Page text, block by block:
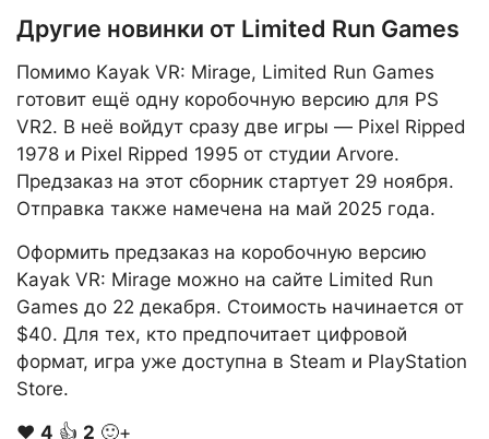
Другие новинки от Limited Run Games
Помимо Kayak VR: Mirage, Limited Run Games
готовит ещё одну коробочную версию для PS
VR2. В неё войдут сразу две игры — Pixel Ripped
1978 и Pixel Ripped 1995 от студии Arvore.
Предзаказ на этот сборник стартует 29 ноября.
Отправка также намечена на май 2025 года.
Оформить предзаказ на коробочную версию
Kayak VR: Mirage можно на сайте Limited Run
Games до 22 декабря. Стоимость начинается от
$40. Для тех, кто предпочитает цифровой
формат, игра уже доступна в Steam и PlayStation
Store.
❤️ 4 👍 2 🙂+